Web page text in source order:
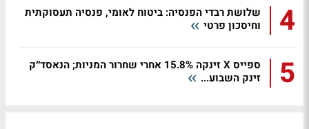
4
שלושת רבדי הפנסיה: ביטוח לאומי, פנסיה תעסוקתית
וחיסכון פרטי
5
ספייס X זינקה 15.8% אחרי שחרור המניות; הנאסד״ק
זינק השבוע...